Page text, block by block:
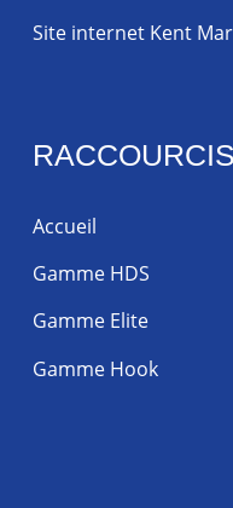
Site internet Kent
RACCOURCIS
Accueil
Gamme HDS
Gamme Elite
Gamme Hook